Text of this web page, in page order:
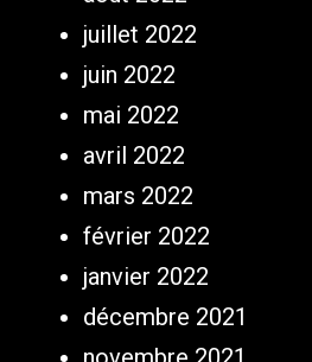
juillet 2022
juin 2022
mai 2022
avril 2022
mars 2022
février 2022
janvier 2022
décembre 2021